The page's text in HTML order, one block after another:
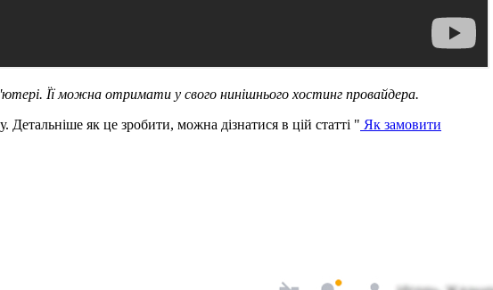
Її можна отримати у свого нинішнього хостинг провайдера.
як це зробити, можна дізнатися в цій статті " Як замовити